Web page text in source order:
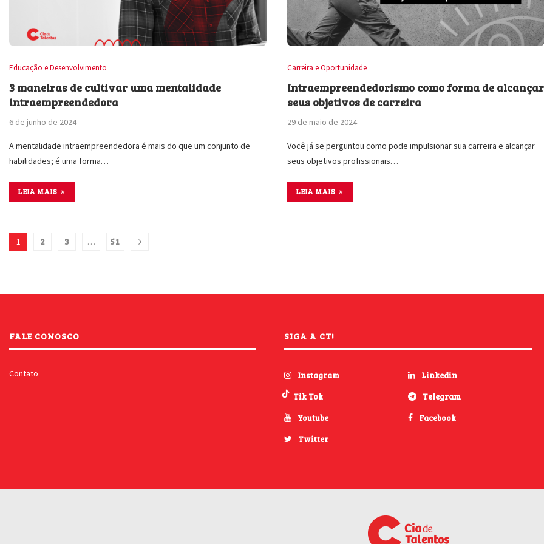
Educação e Desenvolvimento
3 maneiras de cultivar uma mentalidade
intraempreendedora
6 de junho de 2024
A mentalidade intraempreendedora é mais do que um conjunto de
habilidades; é uma forma…
LEIA MAIS
Carreira e Oportunidade
Intraempreendedorismo como forma de alcançar
seus objetivos de carreira
29 de maio de 2024
Você já se perguntou como pode impulsionar sua carreira e alcançar
seus objetivos profissionais…
LEIA MAIS
1 2 3 … 51
FALE CONOSCO
Contato
SIGA A CT!
Instagram
Linkedin
Tik Tok
Telegram
Youtube
Facebook
Twitter